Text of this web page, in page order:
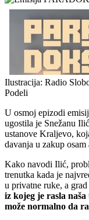
Ilustracija: Radio
Podeli
U osmoj epizodi
ugostila je Snežanu
ustanove Kraljevo,
davanja u zakup
Kako navodi Ilić,
trenutka kada je
u privatne ruke, a
iz kojeg je rasla naša
može normalno da